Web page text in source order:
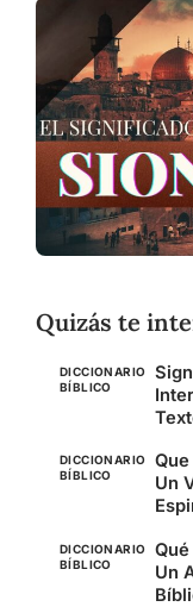
Quizás te
DICCIONARIO
BÍBLICO
DICCIONARIO
BÍBLICO
Un
DICCIONARIO
BÍBLICO
Un